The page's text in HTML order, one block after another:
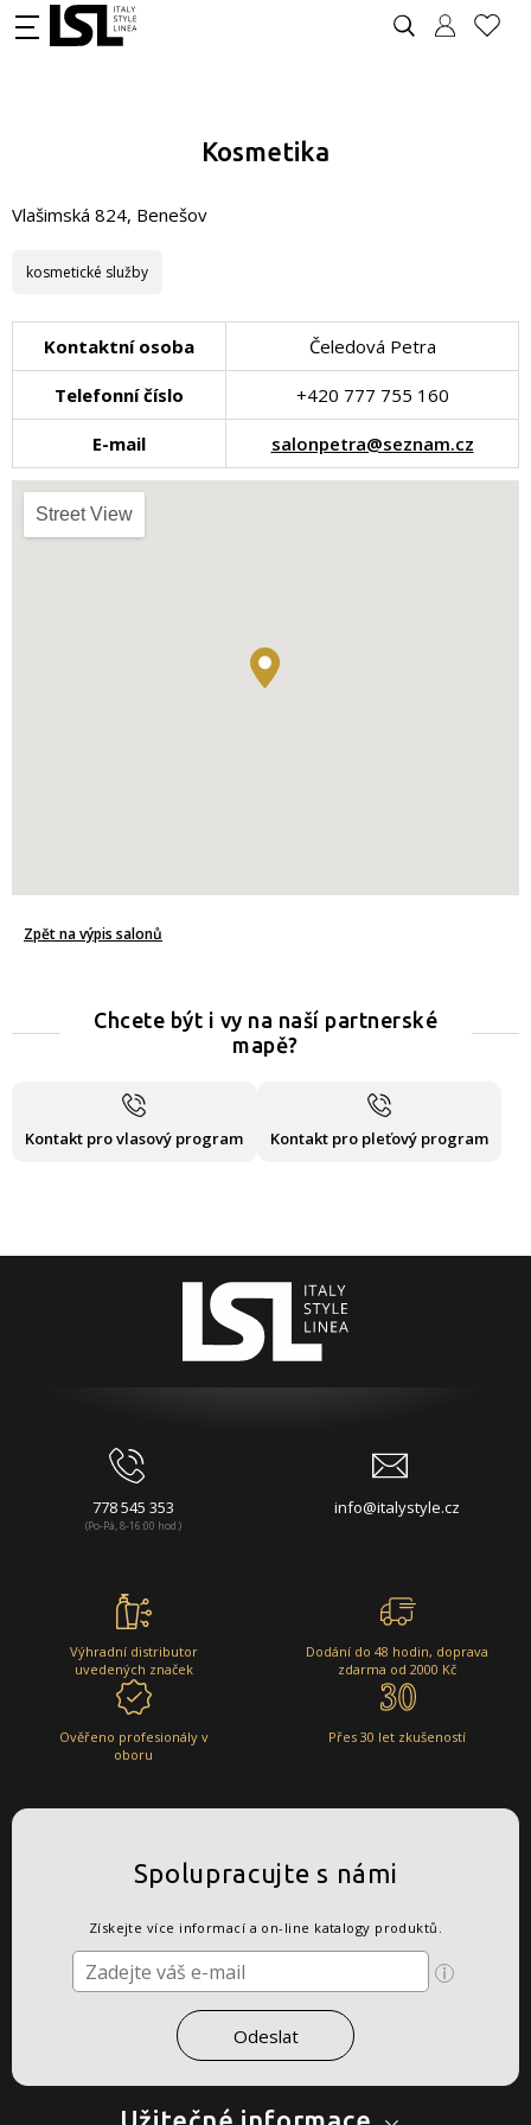
Kosmetika
Vlašimská 824, Benešov
kosmetické služby
Kontaktní osoba Čeledová Petra
Telefonní číslo +420 777 755 160
E-mail salonpetra@seznam.cz
Street View
Zpět na výpis salonů
Chcete být i vy na naší partnerské
mapě?
Kontakt pro vlasový program Kontakt pro pleťový program
778 545 353
(Po-Pá, 8-16:00 hod.)
info@italystyle.cz
Výhradní distributor
uvedených značek
Dodání do 48 hodin, doprava
zdarma od 2000 Kč
Ověřeno profesionály v
oboru
Přes 30 let zkušeností
Spolupracujte s námi
Získejte více informací a on-line katalogy produktů.